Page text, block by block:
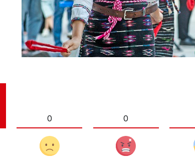
0 0